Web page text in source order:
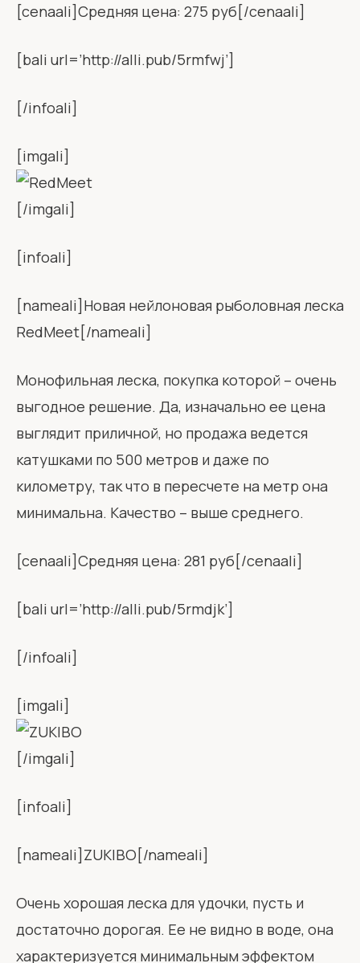
[cenaali]Средняя цена: 275 руб[/cenaali]
[bali url=’http://alli.pub/5rmfwj’]
[/infoali]
[imgali]
[/imgali]
[infoali]
[nameali]Новая нейлоновая рыболовная леска
RedMeet[/nameali]
Монофильная леска, покупка которой – очень
выгодное решение. Да, изначально ее цена
выглядит приличной, но продажа ведется
катушками по 500 метров и даже по
километру, так что в пересчете на метр она
минимальна. Качество – выше среднего.
[cenaali]Средняя цена: 281 руб[/cenaali]
[bali url=’http://alli.pub/5rmdjk’]
[/infoali]
[imgali]
[/imgali]
[infoali]
[nameali]ZUKIBO[/nameali]
Очень хорошая леска для удочки, пусть и
достаточно дорогая. Ее не видно в воде, она
характеризуется минимальным эффектом